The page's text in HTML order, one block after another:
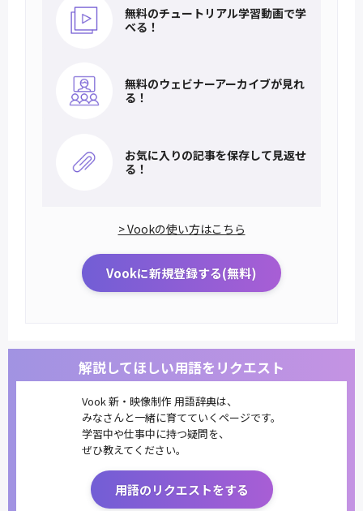
無料のチュートリアル学習動画で学
べる！
無料のウェビナーアーカイブが見れ
る！
お気に入りの記事を保存して見返せ
る！
> Vookの使い方はこちら
Vookに新規登録する(無料)
解説してほしい用語をリクエスト
Vook 新・映像制作 用語辞典は、
みなさんと一緒に育てていくページです。
学習中や仕事中に持つ疑問を、
ぜひ教えてください。
用語のリクエストをする